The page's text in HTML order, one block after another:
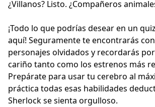
¿Villanos? Listo. ¿Compañeros
¡Todo lo que podrías desear en un
aquí! Seguramente te encontrarás
personajes olvidados y recordarás
cariño tanto como los estrenos más
Prepárate para usar tu cerebro al
práctica todas esas habilidades
Sherlock se sienta orgulloso.